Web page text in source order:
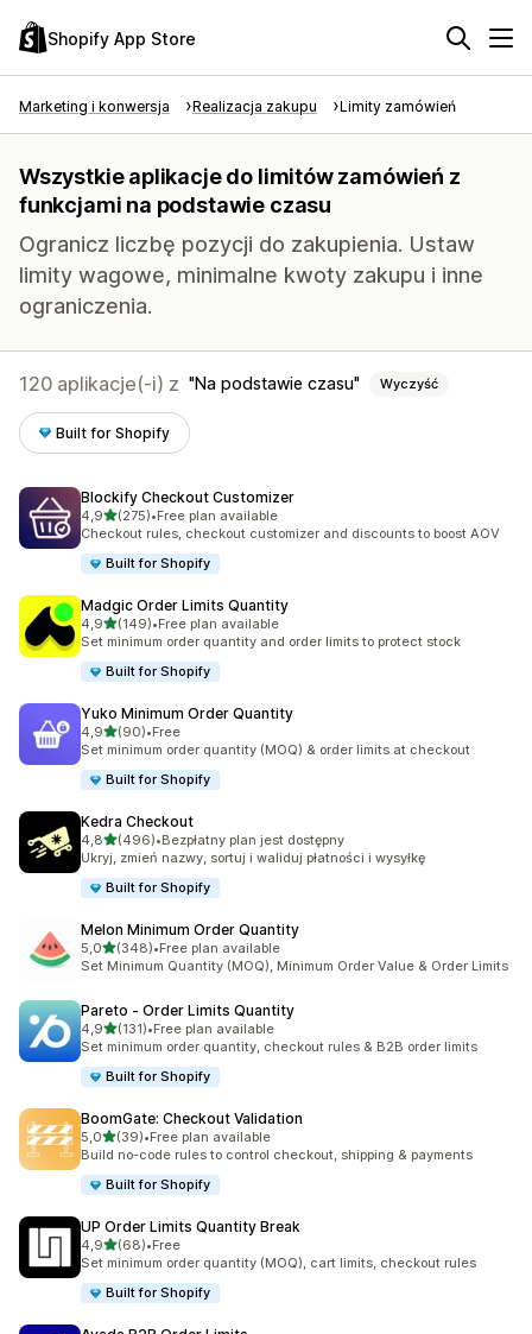
Shopify App Store
Marketing i konwersja Realizacja zakupu Limity zamówień
Wszystkie aplikacje do limitów zamówień z
funkcjami na podstawie czasu
Ogranicz liczbę pozycji do zakupienia. Ustaw
limity wagowe, minimalne kwoty zakupu i inne
ograniczenia.
120 aplikacje(-i) z Na podstawie czasu Wyczyść
Built for Shopify
Blockify Checkout Customizer
4,9na 5 gwiazdek
(275)
Łączna liczba recenzji: 275
•Free plan available
Checkout rules, checkout customizer and discounts to boost AOV
Built for Shopify
Madgic Order Limits Quantity
4,9na 5 gwiazdek
(149)
Łączna liczba recenzji: 149
•Free plan available
Set minimum order quantity and order limits to protect stock
Built for Shopify
Yuko Minimum Order Quantity
4,9na 5 gwiazdek
(90)
Łączna liczba recenzji: 90
•Free
Set minimum order quantity (MOQ) & order limits at checkout
Built for Shopify
Kedra Checkout
4,8na 5 gwiazdek
(496)
Łączna liczba recenzji: 496
•Bezpłatny plan jest dostępny
Ukryj, zmień nazwy, sortuj i waliduj płatności i wysyłkę
Built for Shopify
Melon Minimum Order Quantity
5,0na 5 gwiazdek
(348)
Łączna liczba recenzji: 348
•Free plan available
Set Minimum Quantity (MOQ), Minimum Order Value & Order Limits
Pareto ‑ Order Limits Quantity
4,9na 5 gwiazdek
(131)
Łączna liczba recenzji: 131
•Free plan available
Set minimum order quantity, checkout rules & B2B order limits
Built for Shopify
BoomGate: Checkout Validation
5,0na 5 gwiazdek
(39)
Łączna liczba recenzji: 39
•Free plan available
Build no-code rules to control checkout, shipping & payments
Built for Shopify
UP Order Limits Quantity Break
4,9na 5 gwiazdek
(68)
Łączna liczba recenzji: 68
•Free
Set minimum order quantity (MOQ), cart limits, checkout rules
Built for Shopify